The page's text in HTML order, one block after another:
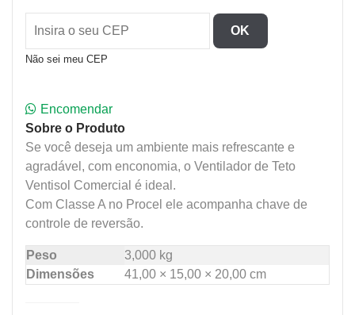
OK
Não sei meu CEP
Encomendar
Sobre o Produto
Se você deseja um ambiente mais refrescante e
agradável, com enconomia, o Ventilador de Teto
Ventisol Comercial é ideal.
Com Classe A no Procel ele acompanha chave de
controle de reversão.
Peso
3,000 kg
Dimensões
41,00 × 15,00 × 20,00 cm